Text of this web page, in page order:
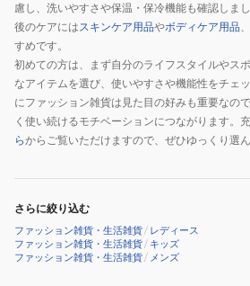
慮し、洗いやすさや保温・保冷機能も確認しま
後のケアにはスキンケア用品やボディケア用品、
すめです。
初めての方は、まず自分のライフスタイルやス
なアイテムを選び、使いやすさや機能性をチェ
にファッション雑貨は見た目の好みも重要なの
く使い続けるモチベーションにつながります。
らからご覧いただけますので、ぜひゆっくり選ん
さらに絞り込む
ファッション雑貨・生活雑貨/ レディース
ファッション雑貨・生活雑貨/ キッズ
ファッション雑貨・生活雑貨/ メンズ